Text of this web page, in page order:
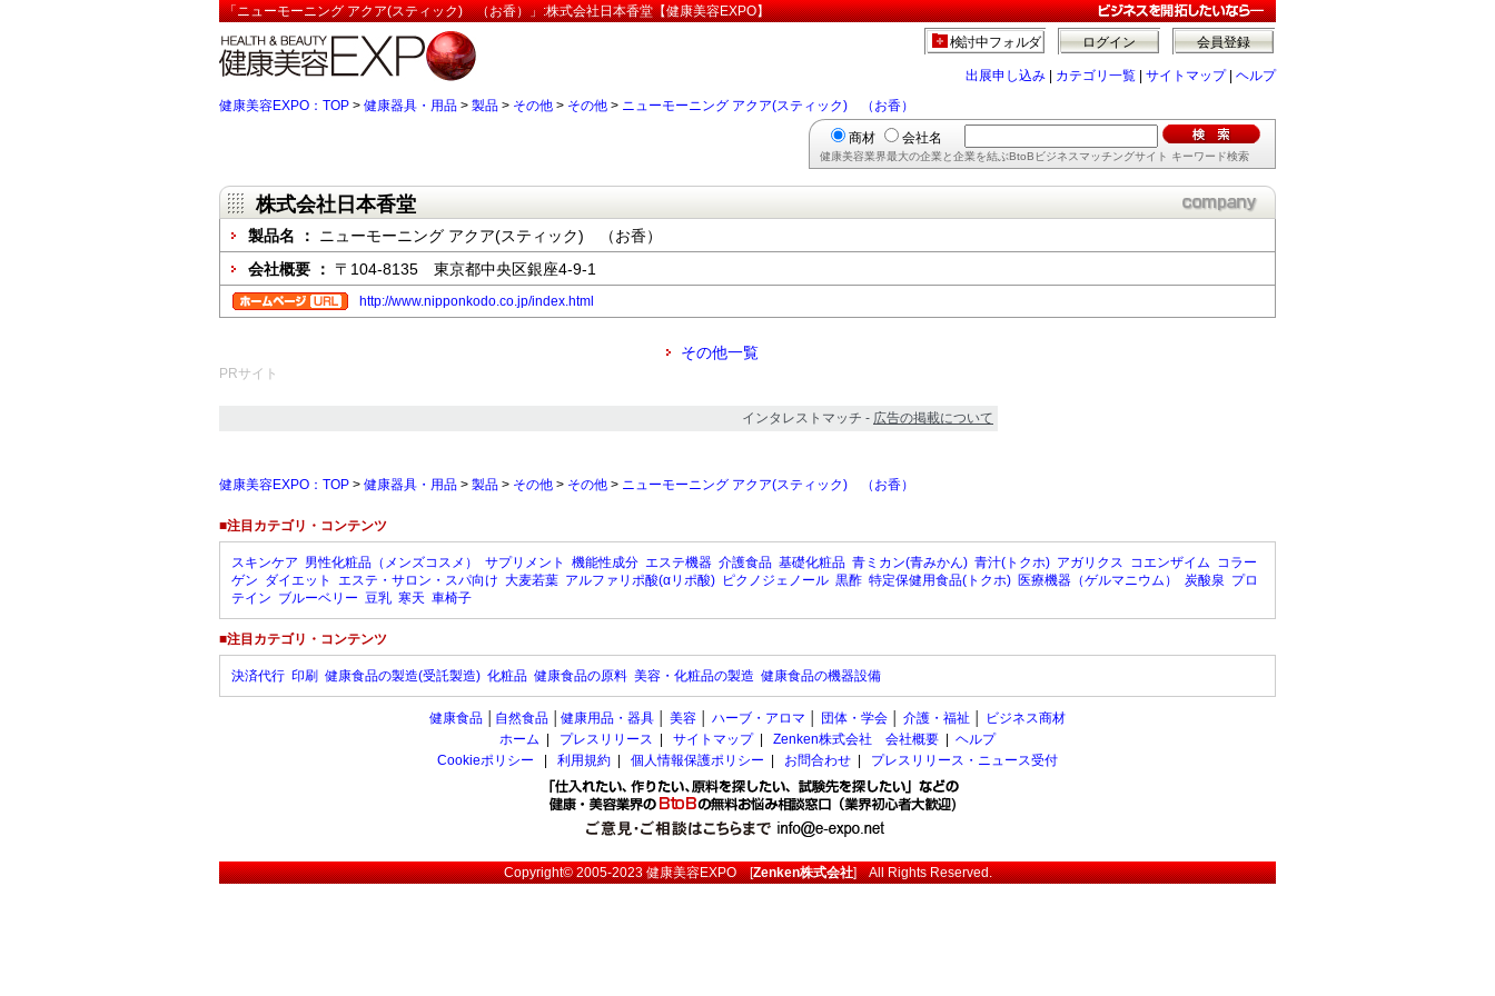
「ニューモーニング アクア(スティック) （お香）」:株式会社日本香堂【健康美容EXPO】
会員登録
ログイン
検討中フォルダ
出展申し込み カテゴリ一覧 サイトマップ| ヘルプ
健康美容EXPO：TOP > 健康器具・用品 > 製品 > その他 > その他 > ニューモーニング アクア(スティック) （お香）
商材 会社名
健康美容業界最大の企業と企業を結ぶBtoBビジネスマッチングサイト キーワード検索
株式会社日本香堂
製品名 ： ニューモーニング アクア(スティック) （お香）
会社概要 ： 〒104-8135 東京都中央区銀座4-9-1
http://www.nipponkodo.co.jp/index.html
その他一覧
PRサイト
インタレストマッチ - 広告の掲載について
健康美容EXPO：TOP > 健康器具・用品 > 製品 > その他 > その他 > ニューモーニング アクア(スティック) （お香）
■注目カテゴリ・コンテンツ
スキンケア 男性化粧品（メンズコスメ） サプリメント 機能性成分 エステ機器 介護食品 基礎化粧品 青ミカン(青みかん) 青汁(トクホ) アガリクス コエンザイム コラー
ゲン ダイエット エステ・サロン・スパ向け 大麦若葉 アルファリポ酸(αリポ酸) ピクノジェノール 黒酢 特定保健用食品(トクホ) 医療機器（ゲルマニウム） 炭酸泉 プロ
テイン ブルーベリー 豆乳 寒天 車椅子
■注目カテゴリ・コンテンツ
決済代行 印刷 健康食品の製造(受託製造) 化粧品 健康食品の原料 美容・化粧品の製造 健康食品の機器設備
健康食品 自然食品 健康用品・器具 美容 ハーブ・アロマ 団体・学会 介護・福祉
ビジネス商材
ホーム
プレスリリース サイトマップ| Zenken株式会社 会社概要
ヘルプ
Cookieポリシー
利用規約 個人情報保護ポリシー お問合わせ プレスリリース・ニュース受付
Copyright© 2005-2023健康美容EXPO[Zenken株式会社] All Rights Reserved.